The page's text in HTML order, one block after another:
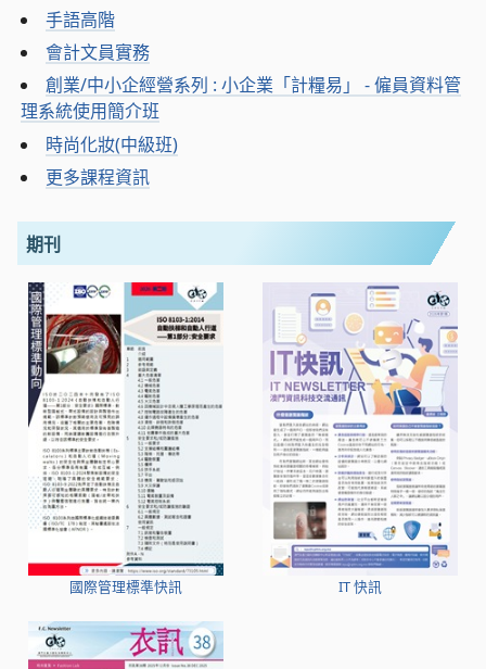
手語高階
會計文員實務
創業/中小企經營系列 : 小企業「計糧易」 - 僱員資料管
理系統使用簡介班
時尚化妝(中級班)
更多課程資訊
期刊
國際管理標準快訊 IT 快訊